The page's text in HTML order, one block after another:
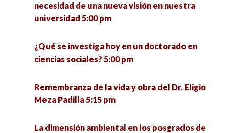
necesidad de una nueva visión en nuestra
universidad 5:00 pm
¿Qué se investiga hoy en un doctorado en
ciencias sociales? 5:00 pm
Remembranza de la vida y obra del Dr. Eligio
Meza Padilla 5:15 pm
La dimensión ambiental en los posgrados de